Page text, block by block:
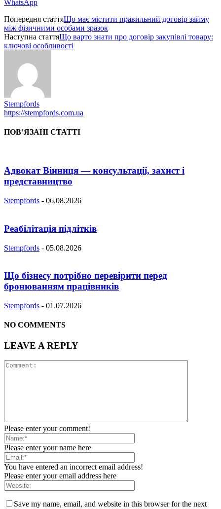
WhatsApp
Попередня статтяЩо має містити правильний договір займу
між фізичними особами зразок
Наступна статтяЩо варто знати про договір закупівлі товару:
ключові особливості
Stempfords
https://stempfords.com.ua
ПОВ’ЯЗАНІ СТАТТІ
Адвокат Вінниця — консультації, захист і
представництво
Stempfords - 06.08.2026
Реабілітація підлітків
Stempfords - 05.08.2026
Що бізнесу потрібно перевірити перед
бронюванням працівників
Stempfords - 01.07.2026
NO COMMENTS
LEAVE A REPLY
Please enter your comment!
Please enter your name here
You have entered an incorrect email address!
Please enter your email address here
Save my name, email, and website in this browser for the next